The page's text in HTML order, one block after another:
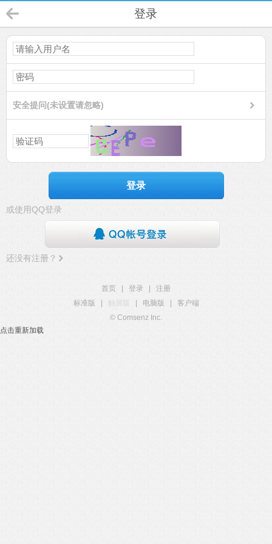
登录
安全提问(未设置请忽略)
登录
或使用QQ登录
还没有注册？
首页 登录
注册
标准版
触屏版 电脑版
客户端
© Comsenz Inc.
点击重新加载